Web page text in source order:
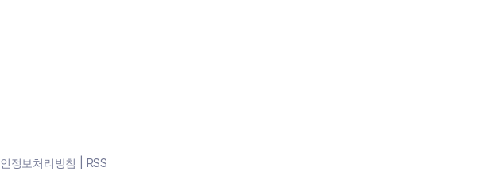
정보처리방침 RSS